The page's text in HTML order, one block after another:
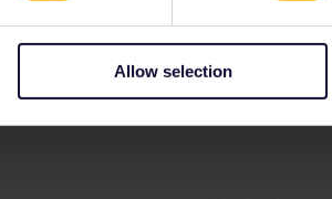
Allow selection
Reisetage. Man kann halt an maximal 2 der